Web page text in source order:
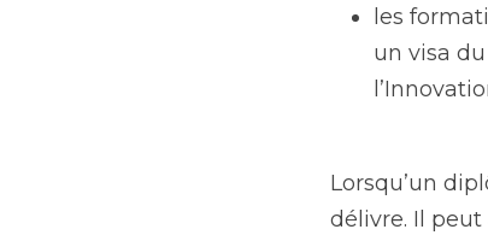
les
un visa
Lorsqu’un
délivre. Il peut